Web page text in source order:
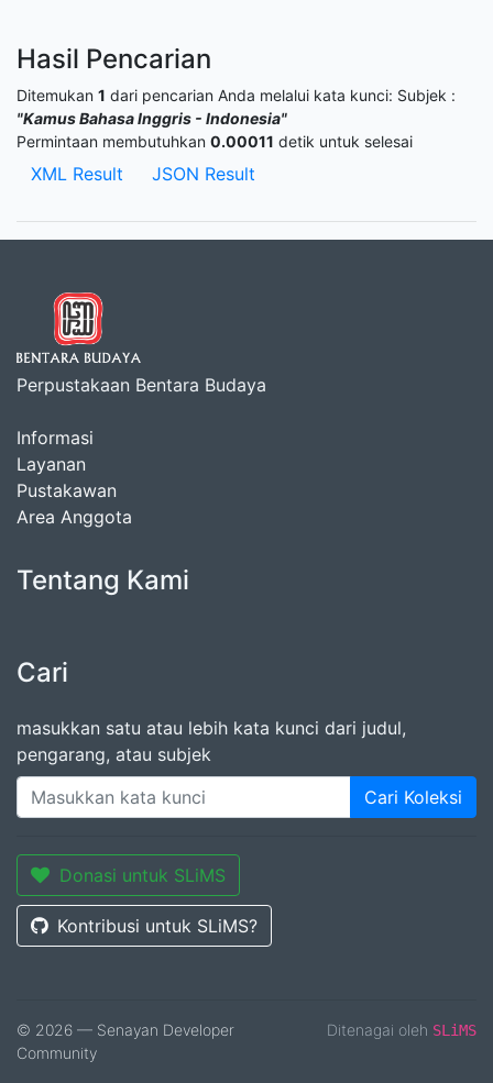
Hasil Pencarian
Ditemukan 1 dari pencarian Anda melalui kata kunci: Subjek :
"Kamus Bahasa Inggris - Indonesia"
Permintaan membutuhkan 0.00011 detik untuk selesai
XML Result JSON Result
Perpustakaan Bentara Budaya
Informasi
Layanan
Pustakawan
Area Anggota
Tentang Kami
Cari
masukkan satu atau lebih kata kunci dari judul,
pengarang, atau subjek
Cari Koleksi
Donasi untuk SLiMS
Kontribusi untuk SLiMS?
© 2026 — Senayan Developer
Community
Ditenagai oleh SLiMS